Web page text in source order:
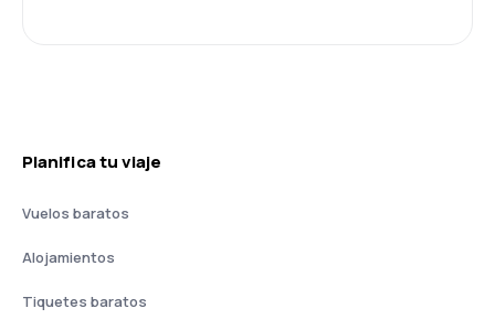
Planifica tu viaje
Vuelos baratos
Alojamientos
Tiquetes baratos